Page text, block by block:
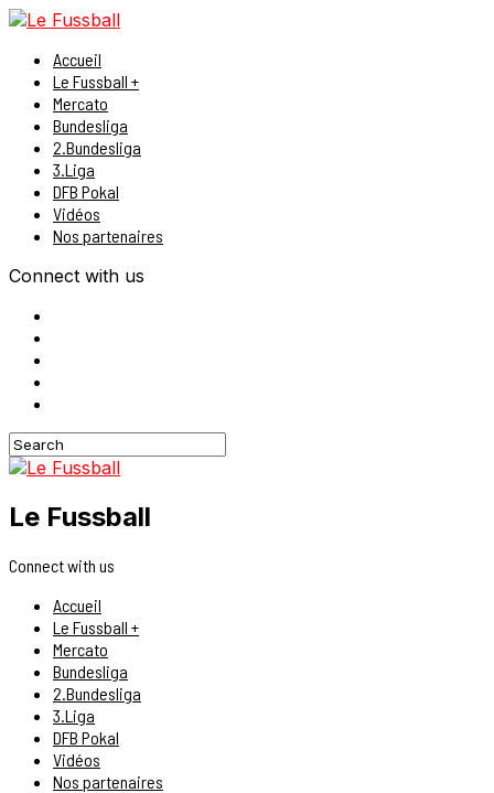
Accueil
Le Fussball +
Mercato
Bundesliga
2.Bundesliga
3.Liga
DFB Pokal
Vidéos
Nos partenaires
Connect with us
Le Fussball
Connect with us
Accueil
Le Fussball +
Mercato
Bundesliga
2.Bundesliga
3.Liga
DFB Pokal
Vidéos
Nos partenaires